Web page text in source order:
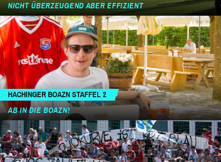
NICHT ÜBERZEUGEND ABER EFFIZIENT
HACHINGER BOAZN STAFFEL 2
AB IN DIE BOAZN!